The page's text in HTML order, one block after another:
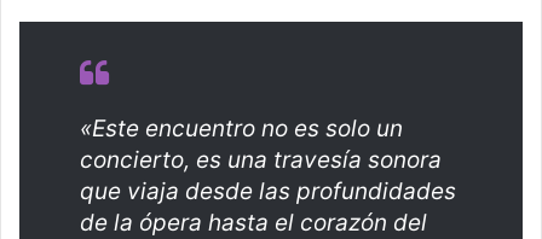
«Este encuentro no es solo un
concierto, es una travesía sonora
que viaja desde las profundidades
de la ópera hasta el corazón del